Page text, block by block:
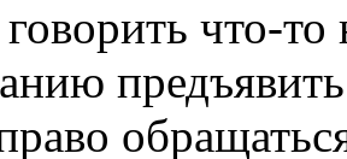
говорить что-